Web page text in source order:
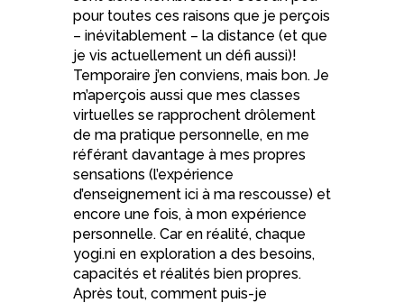
pour toutes ces raisons que je perçois
– inévitablement – la distance (et que
je vis actuellement un défi aussi)!
Temporaire j’en conviens, mais bon. Je
m’aperçois aussi que mes classes
virtuelles se rapprochent drôlement
de ma pratique personnelle, en me
référant davantage à mes propres
sensations (l’expérience
d’enseignement ici à ma rescousse) et
encore une fois, à mon expérience
personnelle. Car en réalité, chaque
yogi.ni en exploration a des besoins,
capacités et réalités bien propres.
Après tout, comment puis-je